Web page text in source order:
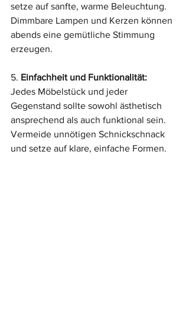
setze auf sanfte, warme Beleuchtung.
Dimmbare Lampen und Kerzen können
abends eine gemütliche Stimmung
erzeugen.
5. Einfachheit und Funktionalität:
Jedes Möbelstück und jeder
Gegenstand sollte sowohl ästhetisch
ansprechend als auch funktional sein.
Vermeide unnötigen Schnickschnack
und setze auf klare, einfache Formen.